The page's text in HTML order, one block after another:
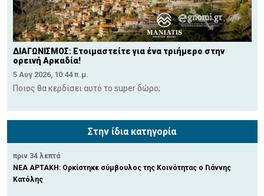
ΔΙΑΓΩΝΙΣΜΟΣ: Ετοιμαστείτε για ένα τριήμερο στην
ορεινή Αρκαδία!
5 Αυγ 2026, 10:44 π.μ.
Ποιος θα κερδίσει αυτό το super δώρο;
Στην ίδια κατηγορία
πριν 34 λεπτά
ΝΕΑ ΑΡΤΑΚΗ: Ορκίστηκε σύμβουλος της Κοινότητας ο Γιάννης
Κατόλης